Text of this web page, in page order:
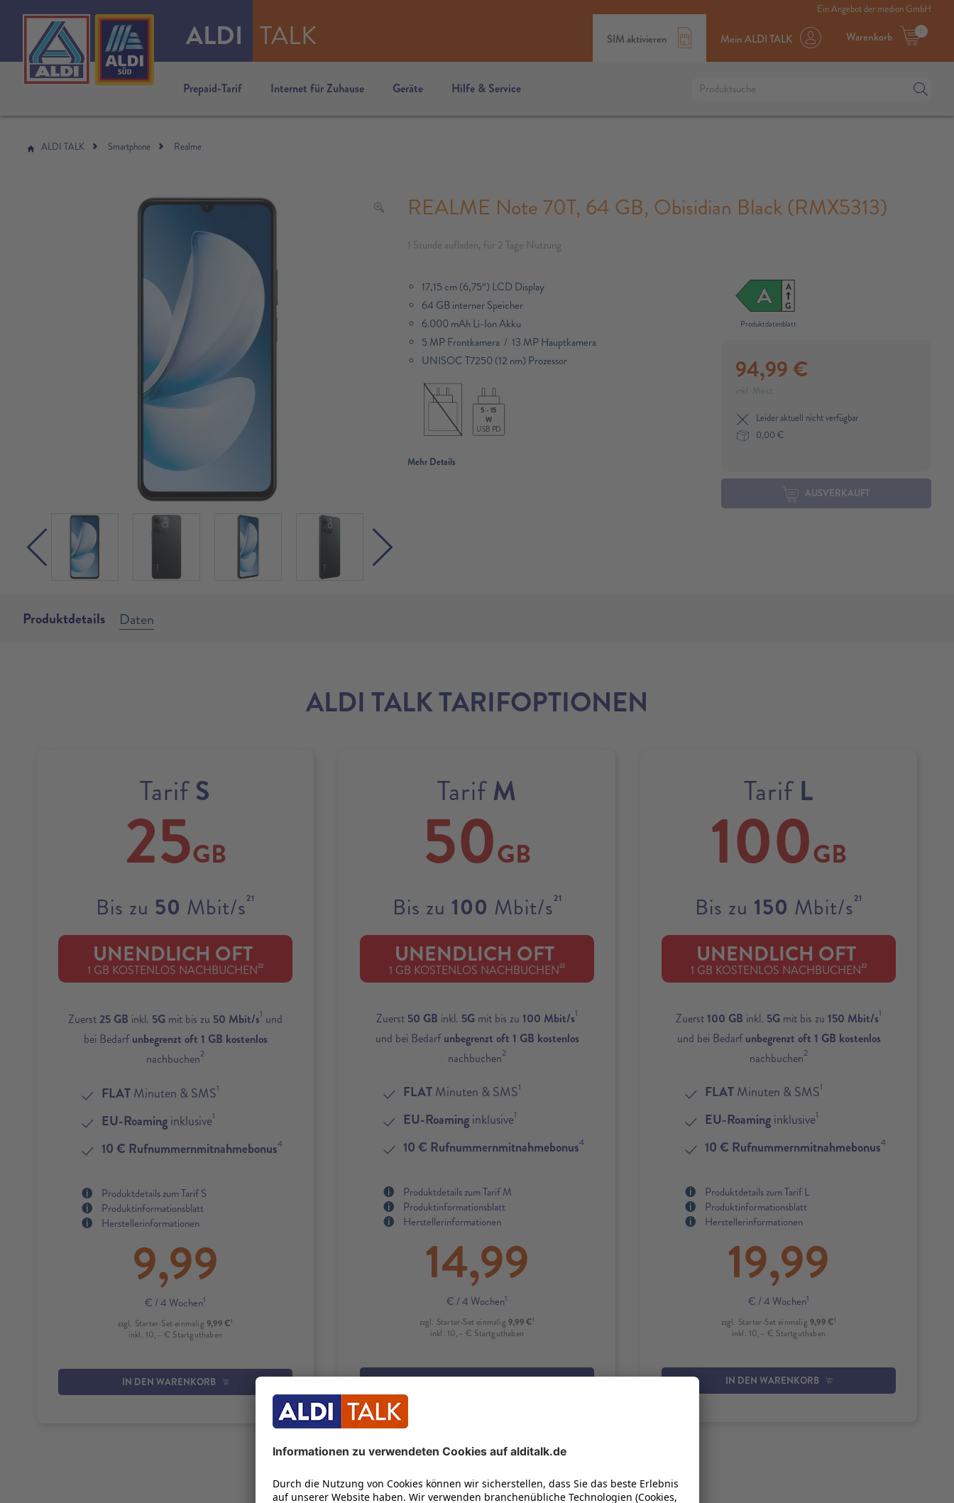
ALDI TALK SIM aktivieren Mein ALDI TALK 0
Warenkorb
Prepaid-Tarif Internet für Zuhause Geräte Hilfe & Service
Ein Angebot der medion GmbH
ALDI TALK Smartphone Realme
REALME Note 70T, 64 GB, Obisidian Black (RMX5313)
1 Stunde aufladen, für 2 Tage Nutzung
17,15 cm (6,75“) LCD Display
64 GB interner Speicher
6.000 mAh Li-Ion Akku
5 MP Frontkamera / 13 MP Hauptkamera
UNISOC T7250 (12 nm) Prozessor
5 - 15
W
USB PD
Mehr Details
A
G
A
Produktdatenblatt
94,99 €
inkl. Mwst.
Leider aktuell nicht verfügbar
0,00 €
AUSVERKAUFT
Produktdetails Daten
ALDI TALK TARIFOPTIONEN
TarifS
25GB
Bis zu 50 Mbit/s21
UNENDLICH OFT
1 GB KOSTENLOS NACHBUCHEN22
Zuerst25 GB inkl. 5G mit bis zu 50 Mbit/s1 und
bei Bedarfunbegrenzt oft 1 GB kostenlos
nachbuchen2
FLATMinuten & SMS1
EU-Roaminginklusive1
10 € Rufnummernmitnahmebonus4
Produktdetails zum Tarif S
Produktinformationsblatt
Herstellerinformationen
9,99
€ / 4 Wochen1
zzgl. Starter-Set einmalig 9,99 €1
inkl. 10,– € Startguthaben
IN DEN WARENKORB
TarifM
50GB
Bis zu 100 Mbit/s21
UNENDLICH OFT
1 GB KOSTENLOS NACHBUCHEN22
Zuerst 50 GB inkl. 5G mit bis zu 100 Mbit/s1
und bei Bedarfunbegrenzt oft 1 GB kostenlos
nachbuchen2
FLATMinuten & SMS1
EU-Roaminginklusive1
10 € Rufnummernmitnahmebonus4
Produktdetails zum Tarif M
Produktinformationsblatt
Herstellerinformationen
14,99
€ / 4 Wochen1
zzgl. Starter-Set einmalig 9,99 €1
inkl. 10,– € Startguthaben
IN DEN WARENKORB
Tarif L
100GB
Bis zu 150 Mbit/s21
UNENDLICH OFT
1 GB KOSTENLOS NACHBUCHEN22
Zuerst100 GB inkl. 5G mit bis zu 150 Mbit/s1
und bei Bedarfunbegrenzt oft 1 GB kostenlos
nachbuchen2
FLATMinuten & SMS1
EU-Roaminginklusive1
10 € Rufnummernmitnahmebonus4
Produktdetails zum Tarif L
Produktinformationsblatt
Herstellerinformationen
19,99
€ / 4 Wochen1
zzgl. Starter-Set einmalig 9,99 €1
inkl. 10,– € Startguthaben
IN DEN WARENKORB